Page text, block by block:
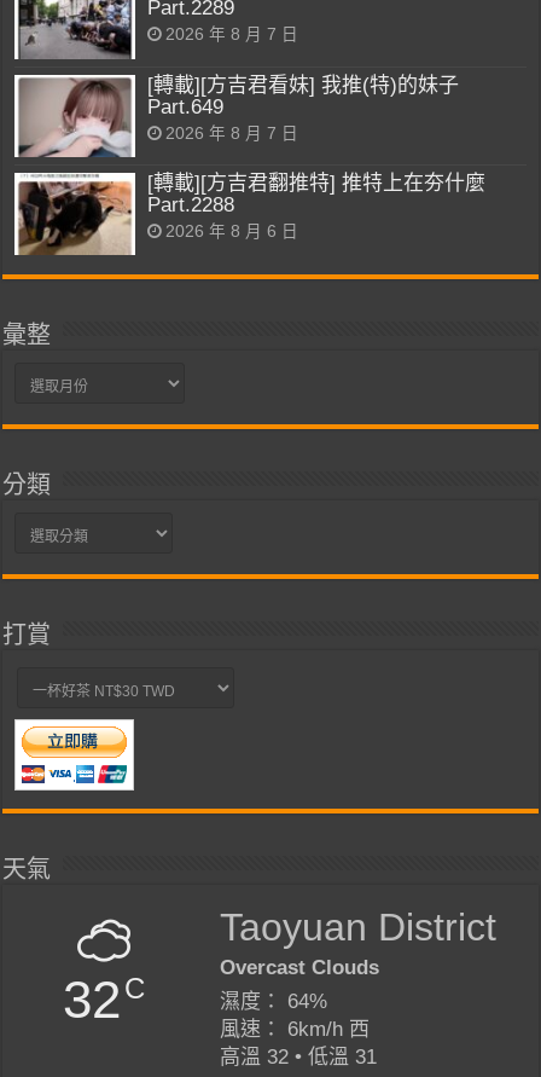
Part.2289
2026 年 8 月 7 日
[轉載][方吉君看妹] 我推(特)的妹子
Part.649
2026 年 8 月 7 日
[轉載][方吉君翻推特] 推特上在夯什麼
Part.2288
2026 年 8 月 6 日
彙整
彙
分類
分
打賞
天氣
32C
Taoyuan District
Overcast Clouds
濕度： 64%
風速： 6km/h 西
高溫 32 • 低溫 31